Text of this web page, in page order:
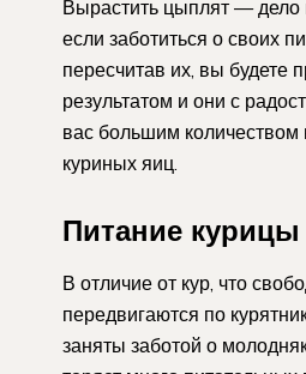
Вырастить цыплят — дело
если заботиться о своих
пересчитав их, вы будете
результатом и они с
вас большим количеством
куриных яиц.
Питание курицы
В отличие от кур, что
передвигаются по
заняты заботой о